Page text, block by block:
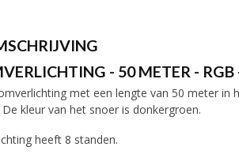
- 50 METER -
met een lengte van 50 meter in
De kleur van het snoer is donkergroen.
heeft 8 standen.